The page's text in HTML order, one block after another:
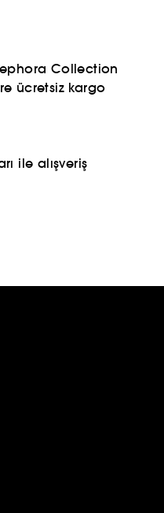
Collection
ücretsiz kargo
ile alışveriş